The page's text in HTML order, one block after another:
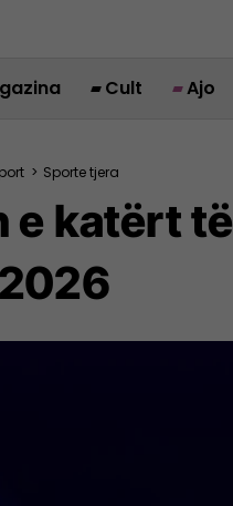
Cult Ajo
> Sporte tjera
katërt
2026